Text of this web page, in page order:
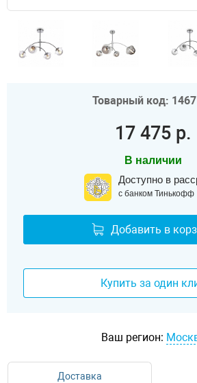
Товарный код:
17 475 р.
В наличии
Доступно в
с банком Тинькофф
Добавить в
Купить за один
Ваш регион:
Доставка